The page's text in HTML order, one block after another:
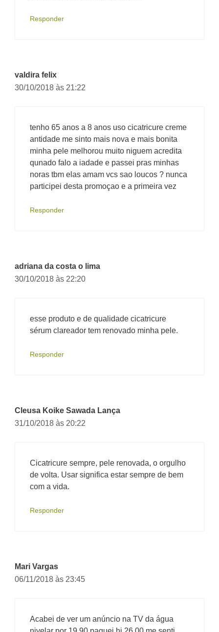
Responder
valdira felix
30/10/2018 às 21:22
tenho 65 anos a 8 anos uso cicatricure creme
antidade me sinto mais nova e mais bonita
minha pele melhorou muito niguem acredita
qunado falo a iadade e passei pras minhas
noras tbm elas amam vcs sao loucos ? nunca
participei desta promoçao e a primeira vez
Responder
adriana da costa o lima
30/10/2018 às 22:20
esse produto e de qualidade cicatricure
sérum clareador tem renovado minha pele.
Responder
Cleusa Koike Sawada Lança
31/10/2018 às 20:22
Cicatricure sempre, pele renovada, o orgulho
de volta. Usar significa estar sempre de bem
com a vida.
Responder
Mari Vargas
06/11/2018 às 23:45
Acabei de ver um anúncio na TV da água